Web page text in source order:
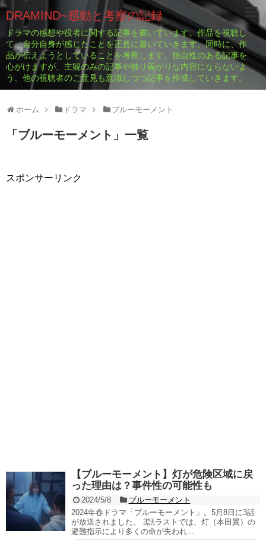
DRAMIND~感動と考察の記録
ドラマの感想や役者に関する記事を書いています。作品を視聴し
て、自分自身が感じたことを正直に書いていきます。同時に、作
品が伝えようとしていることを考察します。独自性のある記事を
心がけますが、主観のみの記事や独り善がりな内容にならないよ
う、他の視聴者のご意見も意識しつつ記事を作成していきます。
ホーム ドラマ ブルーモーメント
「 ブルーモーメント 」 一覧
スポンサーリンク
【ブルーモーメント】灯が危険区域に戻
った理由は？事件性の可能性も
2024/5/8
ブルーモーメント
2024年春ドラマ「ブルーモーメント」。5月8日に3話
が放送されました。 3話ラストでは、灯（本田翼）の
避難指示により多くの命が失われ...